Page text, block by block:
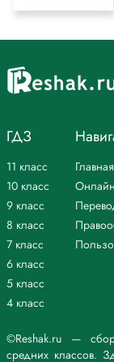
©Reshak.ru —
средних классов.
ГДЗ
11 класс
10 класс
9 класс
8 класс
7 класс
6 класс
5 класс
4 класс